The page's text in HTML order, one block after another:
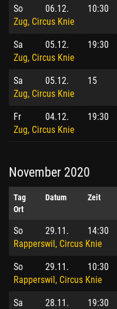
So 06.12.
10:30
Zug, Circus Knie
Sa 05.12.
19:30
Zug, Circus Knie
Sa 05.12.
15
Zug, Circus Knie
Fr 04.12.
19:30
Zug, Circus Knie
November 2020
Tag Datum
Zeit
Ort
So 29.11.
14:30
Rapperswil, Circus Knie
So 29.11.
10:30
Rapperswil, Circus Knie
Sa 28.11.
19:30